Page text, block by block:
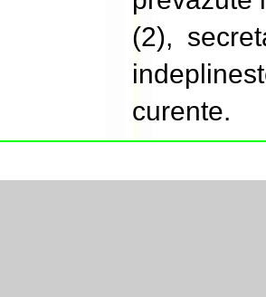
(2),
curente.